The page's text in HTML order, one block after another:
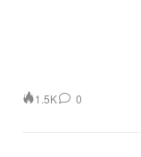
1.5K 0